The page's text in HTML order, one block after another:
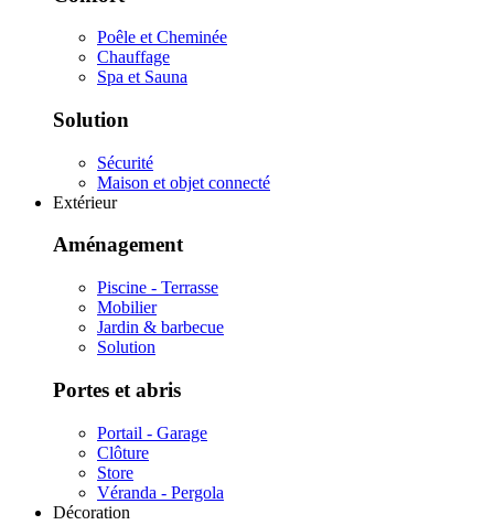
Poêle et Cheminée
Chauffage
Spa et Sauna
Solution
Sécurité
Maison et objet connecté
Extérieur
Aménagement
Piscine - Terrasse
Mobilier
Jardin & barbecue
Solution
Portes et abris
Portail - Garage
Clôture
Store
Véranda - Pergola
Décoration